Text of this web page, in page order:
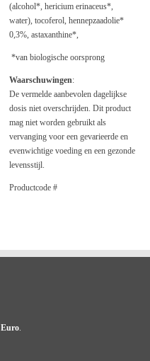
(alcohol*, hericium erinaceus*,
water), tocoferol, hennepzaadolie*
0,3%, astaxanthine*,
*van biologische oorsprong
Waarschuwingen:
De vermelde aanbevolen dagelijkse
dosis niet overschrijden. Dit product
mag niet worden gebruikt als
vervanging voor een gevarieerde en
evenwichtige voeding en een gezonde
levensstijl.
Productcode #
Euro.